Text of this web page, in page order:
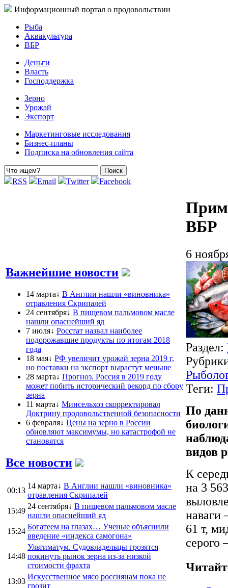
Информационный портал о продовольствии
Рыба
Аквакультура
ВБР
Деньги
Власть
Господдержка
Зерно
Урожай
Экспорт
Маркетинговые исследования
Бизнес-планы
Подписка на обновления сайта
RSS Email Twitter Facebook
Важнейшие новости
14 марта↓ В Англии нашли «виновника»
отравления Скрипалей
24 сентября↓ В пищевом пальмовом масле
нашли опаснейший яд
7 июля↓ Росстат назвал наиболее
подорожавшие продукты по итогам 2018
года
18 мая↓ РФ увеличит урожай зерна 2019 г,
но поставки на экспорт вырастут меньше
28 марта↓ Прогноз. Россия в 2019 году
может побить исторический рекорд по сбору
зерна
11 марта↓ Минсельхоз скорректировал
Доктрину продовольственной безопасности
6 февраля↓ Цены на зерно в России
обновляют максимумы, но катастрофой не
становятся
Все новости
00:13
14 марта↓ В Англии нашли «виновника»
отравления Скрипалей
15:49
24 сентября↓ В пищевом пальмовом масле
нашли опаснейший яд
15:24
Богатеем на глазах… Ученые объяснили
введение «индекса самогона»
14:48
Ультиматум. Судовладельцы грозятся
покинуть рынок зерна из-за низкой
стоимости фрахта
13:03
Искусственное мясо россиянам пока не
грозит
ВБР
6
Раздел:
Теги:
По
видов
К
на 3
наваги
61 т,
серого